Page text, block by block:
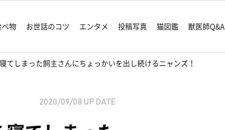
べ物 お世話のコツ エンタメ 投稿写真 猫図鑑 獣医師Q&A
てしまった飼主さんにちょっかいを出し続けるニャンズ！
2020/09/08 UP DATE